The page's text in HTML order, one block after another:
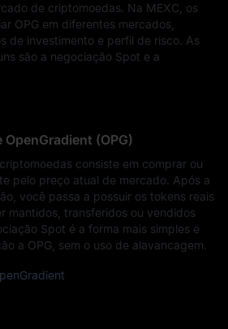
de criptomoedas. Na MEXC, os
OPG em diferentes mercados,
de investimento e perfil de risco. As
são a negociação Spot e a
(OPG)
consiste em comprar ou
pelo preço atual de mercado. Após a
você passa a possuir os tokens reais
mantidos, transferidos ou vendidos
Spot é a forma mais simples e
a OPG, sem o uso de alavancagem.